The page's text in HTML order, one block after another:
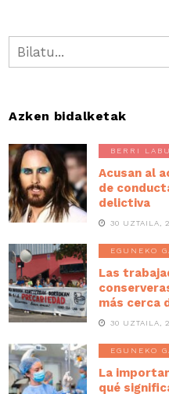
Azken bidalketak
BERRI
Acusan al
de
delictiva
30 UZTAILA,
EGUNEKO
Las
más cerca
30 UZTAILA,
EGUNEKO
La
qué